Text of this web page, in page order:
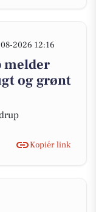
2026 12:16
melder
og grønt
Kopiér link